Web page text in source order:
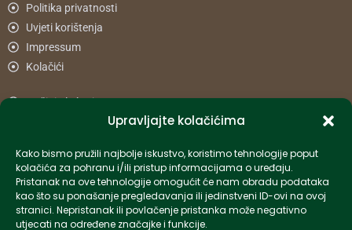
Upravljajte kolačićima
Kako bismo pružili najbolje iskustvo, koristimo tehnologije poput
kolačića za pohranu i/ili pristup informacijama o uređaju.
Pristanak na ove tehnologije omogućit će nam obradu podataka
kao što su ponašanje pregledavanja ili jedinstveni ID-ovi na ovoj
stranici. Nepristanak ili povlačenje pristanka može negativno
utjecati na određene značajke i funkcije.
Politika privatnosti
Uvjeti korištenja
Impressum
Kolačići
Načini plaćanja
Informacije
info-hr@kettner.com